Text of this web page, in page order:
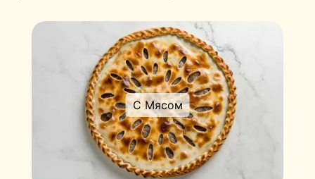
С Мясом